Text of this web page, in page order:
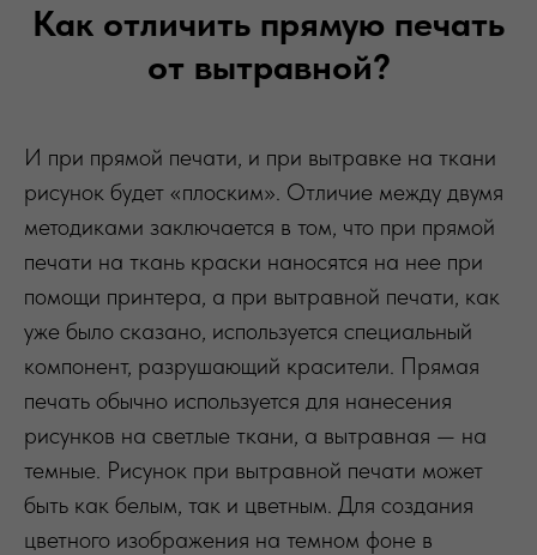
Как отличить прямую печать
от вытравной?
И при прямой печати, и при вытравке на ткани
рисунок будет «плоским». Отличие между двумя
методиками заключается в том, что при прямой
печати на ткань краски наносятся на нее при
помощи принтера, а при вытравной печати, как
уже было сказано, используется специальный
компонент, разрушающий красители. Прямая
печать обычно используется для нанесения
рисунков на светлые ткани, а вытравная — на
темные. Рисунок при вытравной печати может
быть как белым, так и цветным. Для создания
цветного изображения на темном фоне в